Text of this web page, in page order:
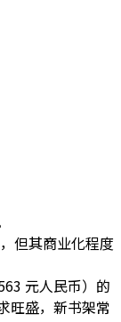
，但其商业化程度
元人民币）的
盛， 新书架常